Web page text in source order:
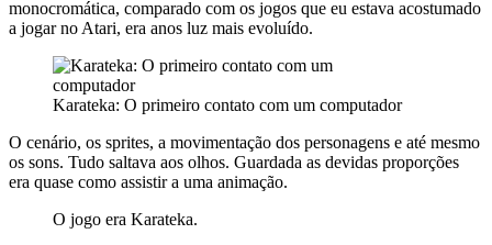
monocromática, comparado com os jogos que eu estava acostumado
a jogar no Atari, era anos luz mais evoluído.
Karateka: O primeiro contato com um computador
O cenário, os sprites, a movimentação dos personagens e até mesmo
os sons. Tudo saltava aos olhos. Guardada as devidas proporções
era quase como assistir a uma animação.
O jogo era Karateka.